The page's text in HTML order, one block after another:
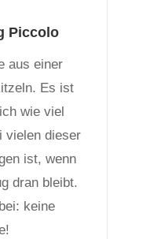
Piccolo
aus einer
Es ist
wie viel
vielen dieser
ist, wenn
dran bleibt.
keine